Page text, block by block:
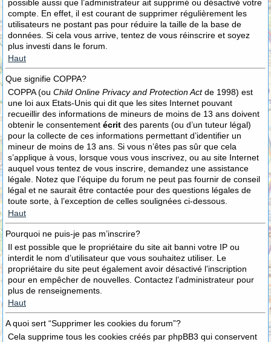
possible aussi que l’administrateur ait supprimé ou désactivé votre
compte. En effet, il est courant de supprimer régulièrement les
utilisateurs ne postant pas pour réduire la taille de la base de
données. Si cela vous arrive, tentez de vous réinscrire et soyez
plus investi dans le forum.
Haut
Que signifie COPPA?
COPPA (ou Child Online Privacy and Protection Actde 1998) est
une loi aux Etats-Unis qui dit que les sites Internet pouvant
recueillir des informations de mineurs de moins de 13 ans doivent
obtenir le consentement écrit des parents (ou d’un tuteur légal)
pour la collecte de ces informations permettant d’identifier un
mineur de moins de 13 ans. Si vous n’êtes pas sûr que cela
s’applique à vous, lorsque vous vous inscrivez, ou au site Internet
auquel vous tentez de vous inscrire, demandez une assistance
légale. Notez que l’équipe du forum ne peut pas fournir de conseil
légal et ne saurait être contactée pour des questions légales de
toute sorte, à l’exception de celles soulignées ci-dessous.
Haut
Pourquoi ne puis-je pas m’inscrire?
Il est possible que le propriétaire du site ait banni votre IP ou
interdit le nom d’utilisateur que vous souhaitez utiliser. Le
propriétaire du site peut également avoir désactivé l’inscription
pour en empêcher de nouvelles. Contactez l’administrateur pour
plus de renseignements.
Haut
A quoi sert “Supprimer les cookies du forum”?
Cela supprime tous les cookies créés par phpBB3 qui conservent